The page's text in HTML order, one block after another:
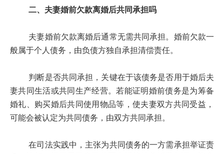
二、夫妻婚前欠款离婚后共同承担吗
夫妻婚前欠款离婚后通常无需共同承担。婚前欠款一
般属于个人债务，由负债方独自承担清偿责任。
判断是否共同承担，关键在于该债务是否用于婚后夫
妻共同生活或共同生产经营。若能证明婚前债务是为筹备
婚礼、购买婚后共同使用物品等，使夫妻双方共同受益，
可能会被认定为共同债务，由双方共同承担。
在司法实践中，主张为共同债务的一方需承担举证责